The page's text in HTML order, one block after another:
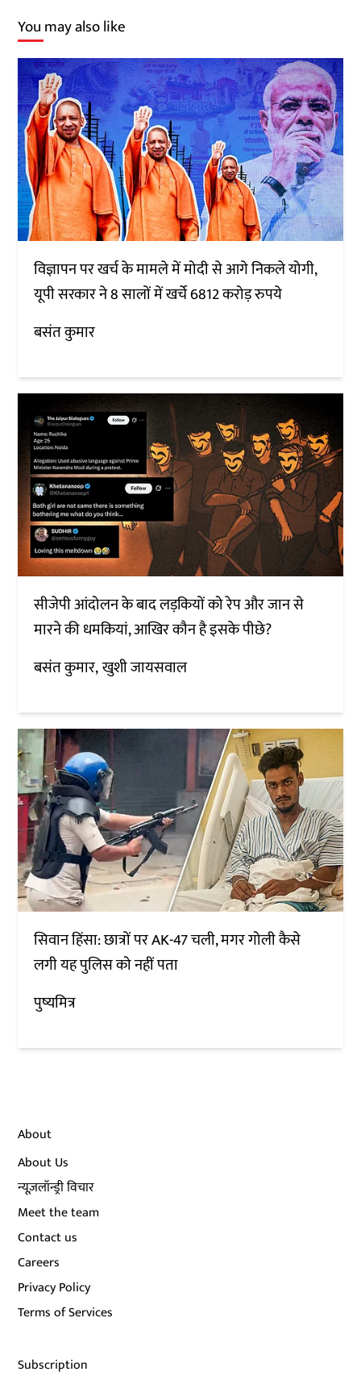
You may also like
विज्ञापन पर खर्च के मामले में मोदी से आगे निकले योगी,
यूपी सरकार ने 8 सालों में खर्चे 6812 करोड़ रुपये
बसंत कुमार
सीजेपी आंदोलन के बाद लड़कियों को रेप और जान से
मारने की धमकियां, आखिर कौन है इसके पीछे?
बसंत कुमार खुशी जायसवाल
सिवान हिंसा: छात्रों पर AK-47 चली, मगर गोली कैसे
लगी यह पुलिस को नहीं पता
पुष्यमित्र
About
About Us
न्यूज़लॉन्ड्री विचार
Meet the team
Contact us
Careers
Privacy Policy
Terms of Services
Subscription